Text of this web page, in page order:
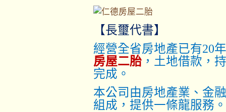
【長璽代書】
經營全省房地產已有20
房屋二胎 ，土地借款，
完成。
本公司由房地產業、金
組成，提供一條龍服務。